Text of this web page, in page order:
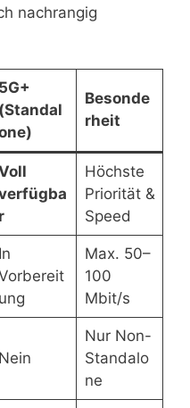
nachrangig
5G+
(Standal
Besonde
rheit
r
Höchste
Priorität &
Speed
In
ung
Max. 50–
100
Mbit/s
Nein
Nur Non-
Standalo
ne